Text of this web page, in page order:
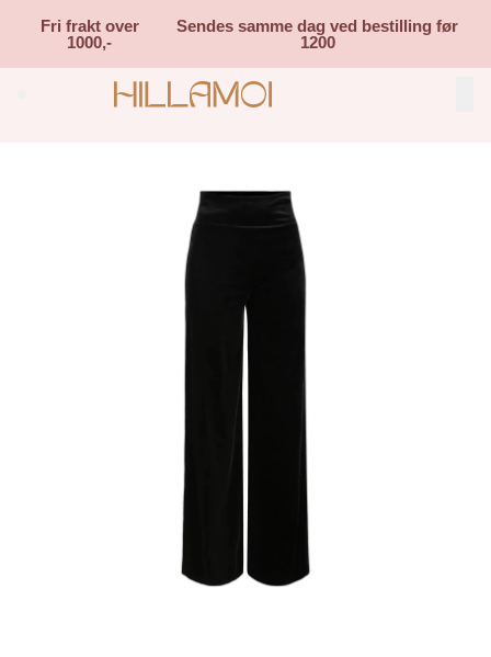
Fri frakt over
1000,-
Sendes samme dag ved bestilling før
1200
Search (⌘K)